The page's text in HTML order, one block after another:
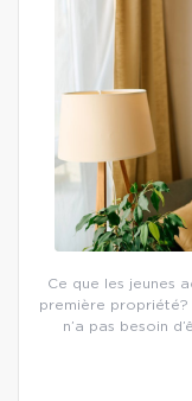
Ce que les jeunes
première propriété?
n’a pas besoin